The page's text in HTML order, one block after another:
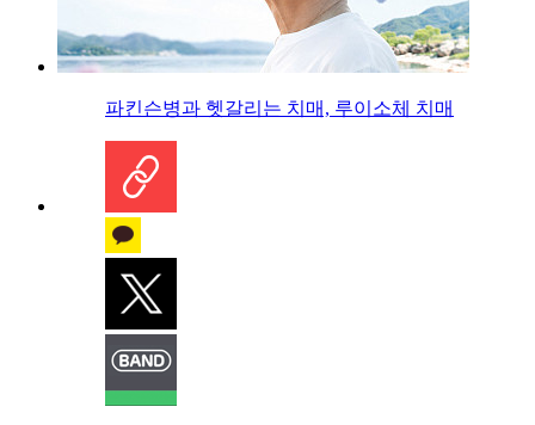
파킨슨병과 헷갈리는 치매, 루이소체 치매